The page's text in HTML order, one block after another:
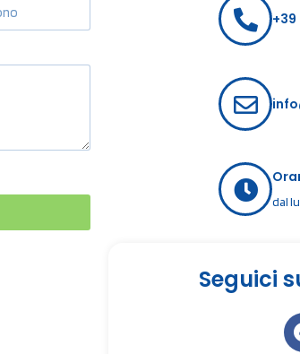
dal
Seguici